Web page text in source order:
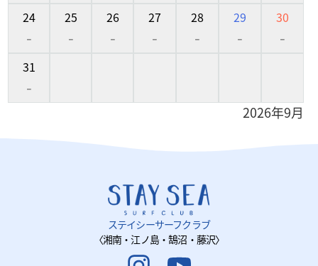
24
-
25
-
26
-
27
-
28
-
29
-
30
-
31
-
2026年9月
ステイシーサーフクラブ
〈湘南・江ノ島・鵠沼・藤沢〉